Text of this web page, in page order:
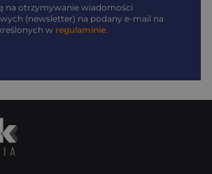
na otrzymywanie wiadomości
(newsletter) na podany e-mail na
w regulaminie